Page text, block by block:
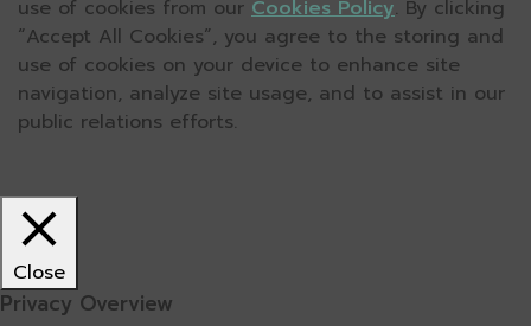
use of cookies from our Cookies Policy. By clicking
“Accept All Cookies”, you agree to the storing and
use of cookies on your device to enhance site
navigation, analyze site usage, and to assist in our
public relations efforts.
Close
Privacy Overview